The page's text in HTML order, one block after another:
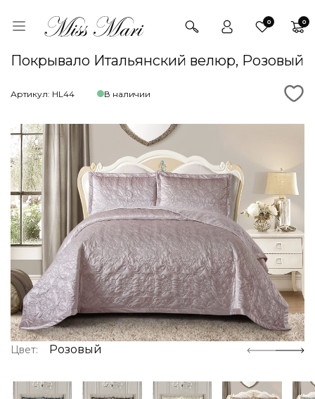
0 0
Покрывало Итальянский велюр, Розовый
Артикул: HL44 В наличии
Цвет: Розовый